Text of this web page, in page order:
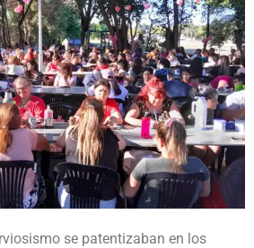
se patentizaban en los